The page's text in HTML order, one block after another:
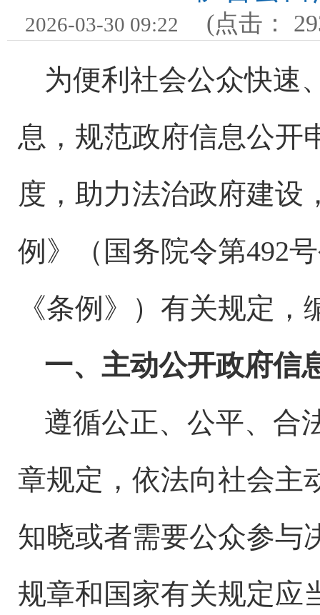
2026-03-30 09:22 (点击：
为便利社会公众快速
息，规范政府信息公开
度，助力法治政府建设
例》（国务院令第492
《条例》）有关规定，
一、主动公开政府信
遵循公正、公平、合
章规定，依法向社会主
知晓或者需要公众参与
规章和国家有关规定应